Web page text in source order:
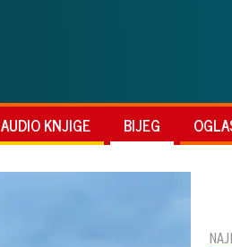
AUDIO KNJIGE BIJEG